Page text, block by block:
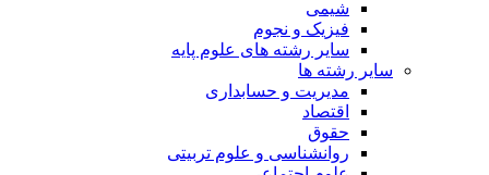
شیمی
فیزیک و نجوم
سایر رشته های علوم پایه
سایر رشته ها
مدیریت و حسابداری
اقتصاد
حقوق
روانشناسی و علوم تربیتی